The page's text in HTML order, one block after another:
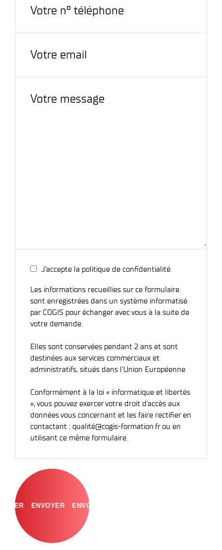
J’accepte la politique de confidentialité.
Les informations recueillies sur ce formulaire
sont enregistrées dans un système informatisé
par COGIS pour échanger avec vous à la suite de
votre demande.
Elles sont conservées pendant 2 ans et sont
destinées aux services commerciaux et
administratifs, situés dans l'Union Européenne.
Conformément à la loi « informatique et libertés
», vous pouvez exercer votre droit d'accès aux
données vous concernant et les faire rectifier en
contactant : qualité@cogis-formation.fr ou en
utilisant ce même formulaire.
ENVOYER